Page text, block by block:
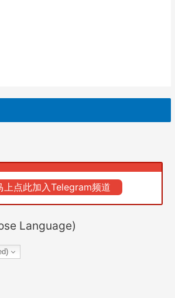
上点此加入Telegram频道
Language)